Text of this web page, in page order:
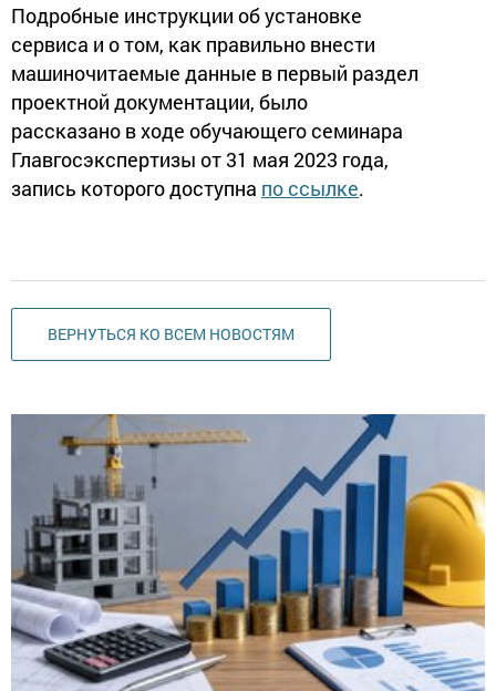
Подробные инструкции об установке
сервиса и о том, как правильно внести
машиночитаемые данные в первый раздел
проектной документации, было
рассказано в ходе обучающего семинара
Главгосэкспертизы от 31 мая 2023 года,
запись которого доступна по ссылке.
ВЕРНУТЬСЯ КО ВСЕМ НОВОСТЯМ